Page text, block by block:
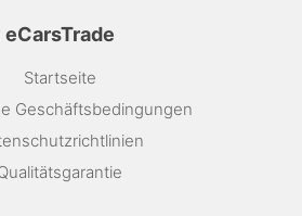
eCarsTrade
Startseite
Geschäftsbedingungen